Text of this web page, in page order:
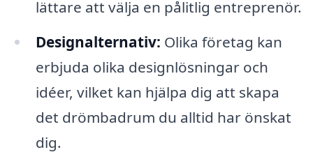
lättare att välja en pålitlig entreprenör.
Designalternativ: Olika företag kan
erbjuda olika designlösningar och
idéer, vilket kan hjälpa dig att skapa
det drömbadrum du alltid har önskat
dig.